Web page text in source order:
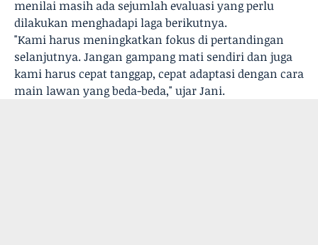
menilai masih ada sejumlah evaluasi yang perlu
dilakukan menghadapi laga berikutnya.
"Kami harus meningkatkan fokus di pertandingan
selanjutnya. Jangan gampang mati sendiri dan juga
kami harus cepat tanggap, cepat adaptasi dengan cara
main lawan yang beda-beda," ujar Jani.